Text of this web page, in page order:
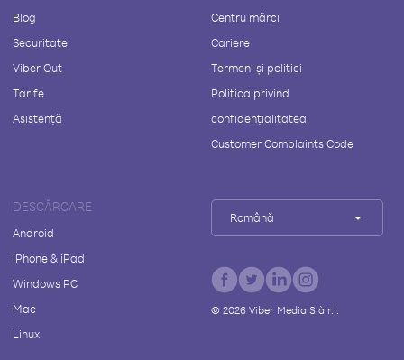
Blog
Securitate
Viber Out
Tarife
Asistență
Centru mărci
Cariere
Termeni și politici
Politica privind
confidențialitatea
Customer Complaints Code
DESCĂRCARE
Android
iPhone & iPad
Windows PC
Mac
Linux
Română
© 2026Viber Media S.à r.l.